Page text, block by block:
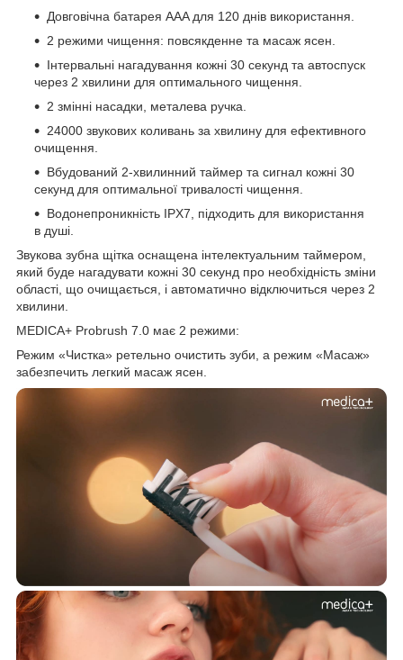
Довговічна батарея AAA для 120 днів використання.
2 режими чищення: повсякденне та масаж ясен.
Інтервальні нагадування кожні 30 секунд та автоспуск
через 2 хвилини для оптимального чищення.
2 змінні насадки, металева ручка.
24000 звукових коливань за хвилину для ефективного
очищення.
Вбудований 2-хвилинний таймер та сигнал кожні 30
секунд для оптимальної тривалості чищення.
Водонепроникність IPX7, підходить для використання
в душі.
Звукова зубна щітка оснащена інтелектуальним таймером,
який буде нагадувати кожні 30 секунд про необхідність зміни
області, що очищається, і автоматично відключиться через 2
хвилини.
MEDICA+ Probrush 7.0 має 2 режими:
Режим «Чистка» ретельно очистить зуби, а режим «Масаж»
забезпечить легкий масаж ясен.